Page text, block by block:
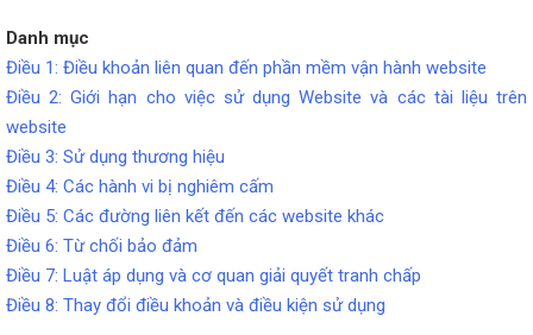
Danh mục
Điều 1: Điều khoản liên quan đến phần mềm vận hành website
Điều 2: Giới hạn cho việc sử dụng Website và các tài liệu trên
website
Điều 3: Sử dụng thương hiệu
Điều 4: Các hành vi bị nghiêm cấm
Điều 5: Các đường liên kết đến các website khác
Điều 6: Từ chối bảo đảm
Điều 7: Luật áp dụng và cơ quan giải quyết tranh chấp
Điều 8: Thay đổi điều khoản và điều kiện sử dụng